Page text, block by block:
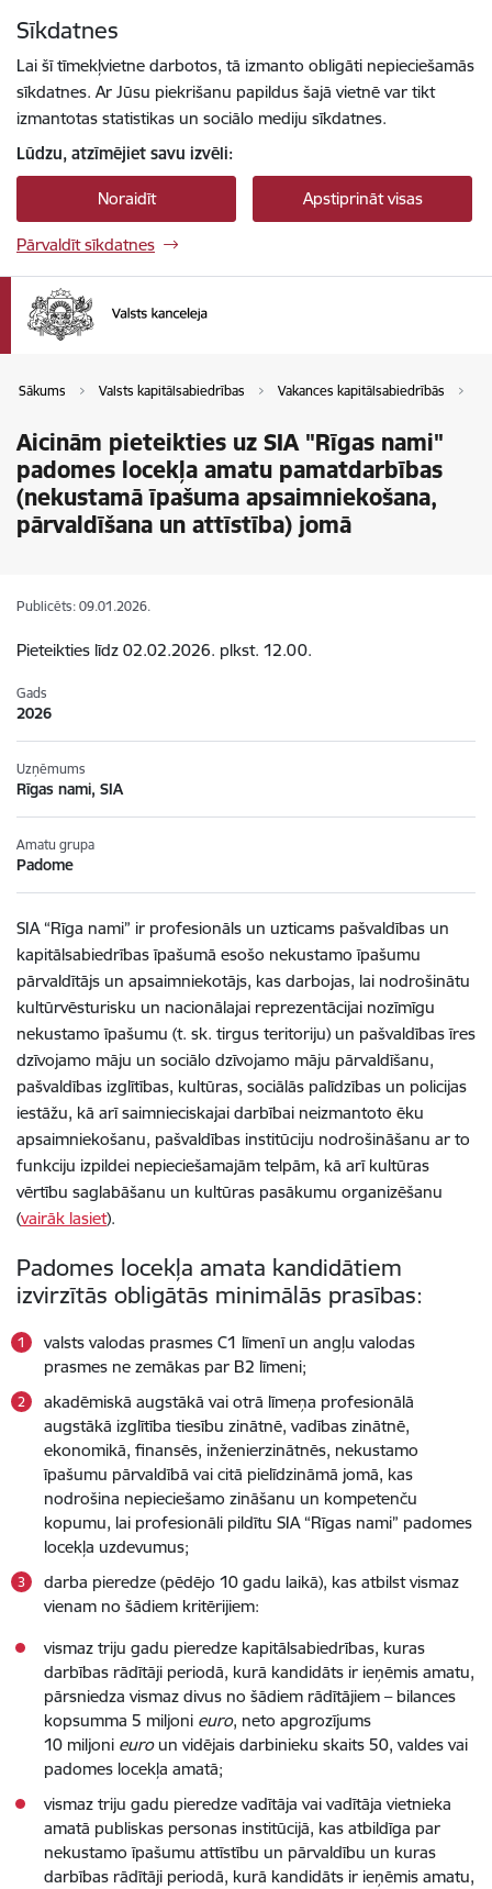
Sīkdatnes
Lai šī tīmekļvietne darbotos, tā izmanto obligāti nepieciešamās
sīkdatnes. Ar Jūsu piekrišanu papildus šajā vietnē var tikt
izmantotas statistikas un sociālo mediju sīkdatnes.
Lūdzu, atzīmējiet savu izvēli:
Noraidīt Apstiprināt visas
Pārvaldīt sīkdatnes
Sākums Valsts kapitālsabiedrības Vakances kapitālsabiedrībās
Aicinām pieteikties uz SIA "Rīgas nami"
padomes locekļa amatu pamatdarbības
(nekustamā īpašuma apsaimniekošana,
pārvaldīšana un attīstība) jomā
Publicēts: 09.01.2026.
Pieteikties līdz 02.02.2026. plkst. 12.00.
Gads
2026
Uzņēmums
Rīgas nami, SIA
Amatu grupa
Padome
SIA “Rīga nami” ir profesionāls un uzticams pašvaldības un
kapitālsabiedrības īpašumā esošo nekustamo īpašumu
pārvaldītājs un apsaimniekotājs, kas darbojas, lai nodrošinātu
kultūrvēsturisku un nacionālajai reprezentācijai nozīmīgu
nekustamo īpašumu (t. sk. tirgus teritoriju) un pašvaldības īres
dzīvojamo māju un sociālo dzīvojamo māju pārvaldīšanu,
pašvaldības izglītības, kultūras, sociālās palīdzības un policijas
iestāžu, kā arī saimnieciskajai darbībai neizmantoto ēku
apsaimniekošanu, pašvaldības institūciju nodrošināšanu ar to
funkciju izpildei nepieciešamajām telpām, kā arī kultūras
vērtību saglabāšanu un kultūras pasākumu organizēšanu
(vairāk lasiet).
Padomes locekļa amata kandidātiem
izvirzītās obligātās minimālās prasības:
valsts valodas prasmes C1 līmenī un angļu valodas
prasmes ne zemākas par B2 līmeni;
akadēmiskā augstākā vai otrā līmeņa profesionālā
augstākā izglītība tiesību zinātnē, vadības zinātnē,
ekonomikā, finansēs, inženierzinātnēs, nekustamo
īpašumu pārvaldībā vai citā pielīdzināmā jomā, kas
nodrošina nepieciešamo zināšanu un kompetenču
kopumu, lai profesionāli pildītu SIA “Rīgas nami” padomes
locekļa uzdevumus;
darba pieredze (pēdējo 10 gadu laikā), kas atbilst vismaz
vienam no šādiem kritērijiem:
vismaz triju gadu pieredze kapitālsabiedrības, kuras
darbības rādītāji periodā, kurā kandidāts ir ieņēmis amatu,
pārsniedza vismaz divus no šādiem rādītājiem – bilances
kopsumma 5 miljoni euro, neto apgrozījums
10 miljoni euroun vidējais darbinieku skaits 50, valdes vai
padomes locekļa amatā;
vismaz triju gadu pieredze vadītāja vai vadītāja vietnieka
amatā publiskas personas institūcijā, kas atbildīga par
nekustamo īpašumu attīstību un pārvaldību un kuras
darbības rādītāji periodā, kurā kandidāts ir ieņēmis amatu,